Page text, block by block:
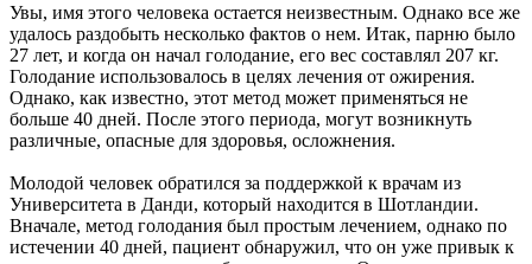
Увы, имя этого человека остается неизвестным. Однако все же
удалось раздобыть несколько фактов о нем. Итак, парню было
27 лет, и когда он начал голодание, его вес составлял 207 кг.
Голодание использовалось в целях лечения от ожирения.
Однако, как известно, этот метод может применяться не
больше 40 дней. После этого периода, могут возникнуть
различные, опасные для здоровья, осложнения.
Молодой человек обратился за поддержкой к врачам из
Университета в Данди, который находится в Шотландии.
Вначале, метод голодания был простым лечением, однако по
истечении 40 дней, пациент обнаружил, что он уже привык к